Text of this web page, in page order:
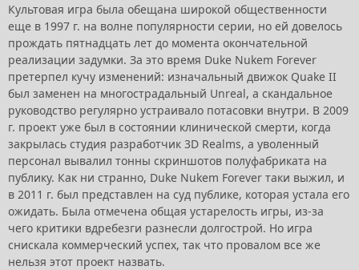
Культовая игра была обещана широкой общественности
еще в 1997 г. на волне популярности серии, но ей довелось
прождать пятнадцать лет до момента окончательной
реализации задумки. За это время Duke Nukem Forever
претерпел кучу изменений: изначальный движок Quake II
был заменен на многострадальный Unreal, а скандальное
руководство регулярно устраивало потасовки внутри. В 2009
г. проект уже был в состоянии клинической смерти, когда
закрылась студия разработчик 3D Realms, а уволенный
персонал вывалил тонны скриншотов полуфабриката на
публику. Как ни странно, Duke Nukem Forever таки выжил, и
в 2011 г. был представлен на суд публике, которая устала его
ожидать. Была отмечена общая устарелость игры, из-за
чего критики вдребезги разнесли долгострой. Но игра
снискала коммерческий успех, так что провалом все же
нельзя этот проект назвать.